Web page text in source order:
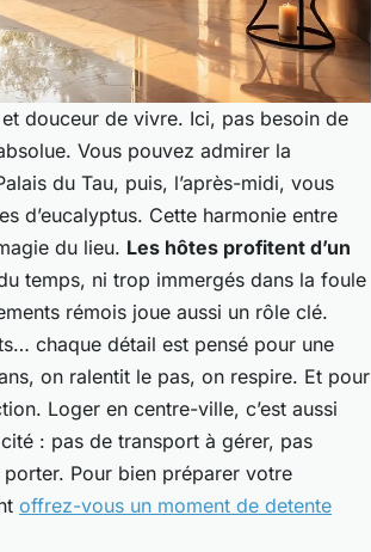
et douceur de vivre. Ici, pas besoin de
Vous pouvez admirer la
du Tau, puis, l’après-midi, vous
d’eucalyptus. Cette harmonie entre
du lieu. Les hôtes profitent d’un
temps, ni trop immergés dans la foule
rémois joue aussi un rôle clé.
chaque détail est pensé pour une
on ralentit le pas, on respire. Et pour
Loger en centre-ville, c’est aussi
: pas de transport à gérer, pas
Pour bien préparer votre
offrez-vous un moment de detente